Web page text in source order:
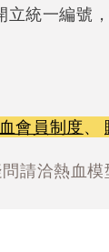
立統一編號
會員制度、
請洽熱血